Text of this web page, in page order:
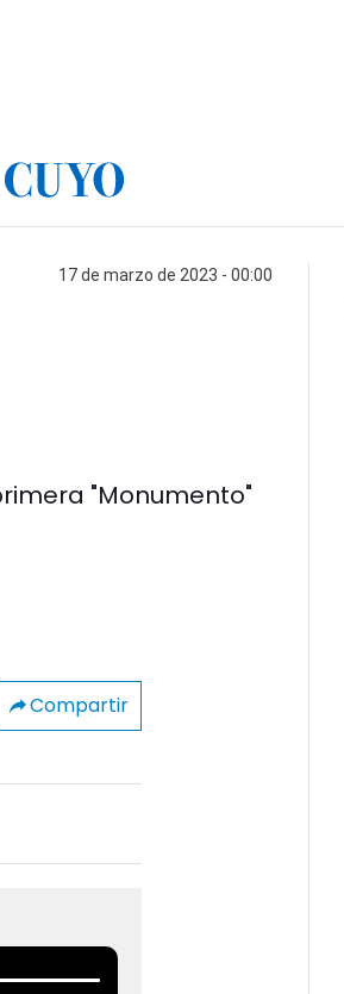
17 de marzo de 2023 - 00:00
"Monumento"
Compartir